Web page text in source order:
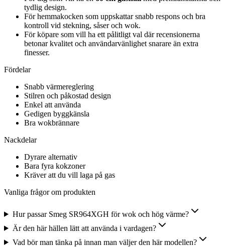
tydlig design.
För hemmakocken som uppskattar snabb respons och bra
kontroll vid stekning, såser och wok.
För köpare som vill ha ett pålitligt val där recensionerna
betonar kvalitet och användarvänlighet snarare än extra
finesser.
Fördelar
Snabb värmereglering
Stilren och påkostad design
Enkel att använda
Gedigen byggkänsla
Bra wokbrännare
Nackdelar
Dyrare alternativ
Bara fyra kokzoner
Kräver att du vill laga på gas
Vanliga frågor om produkten
Hur passar Smeg SR964XGH för wok och hög värme?
Är den här hällen lätt att använda i vardagen?
Vad bör man tänka på innan man väljer den här modellen?